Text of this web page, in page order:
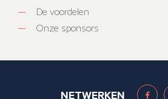
De voordelen
Onze sponsors
NETWERKEN